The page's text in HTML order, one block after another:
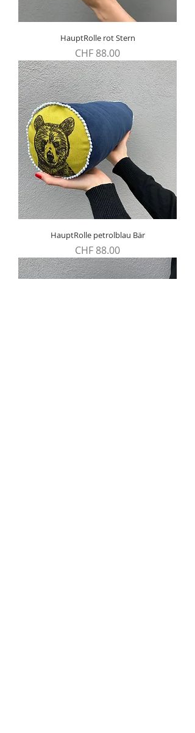
HauptRolle rot Stern
Preis
CHF 88.00
HauptRolle petrolblau Bär
Preis
CHF 88.00